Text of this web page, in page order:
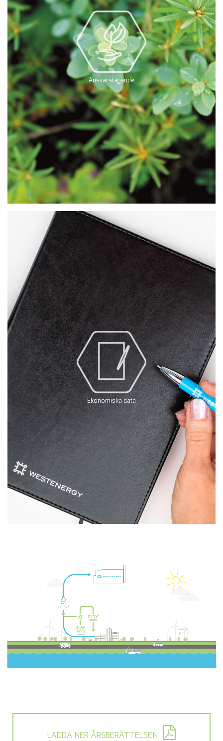
Ansvarstagande
Ekonomiska data
LADDA NER ÅRSBERÄTTELSEN